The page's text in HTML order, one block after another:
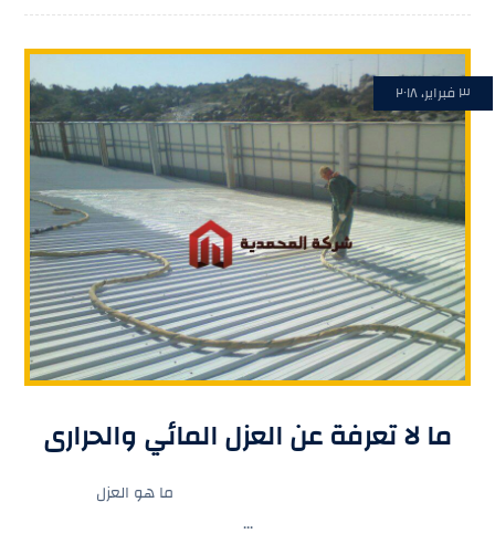
ما لا تعرفة عن العزل المائي والحرارى
٣ فبراير، ٢٠١٨
ما هو العزل
...